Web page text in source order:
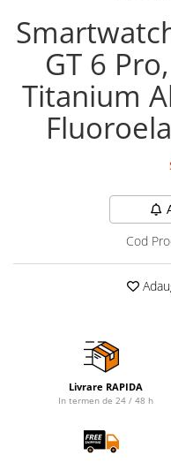
GT 6
Titanium
Cod
Livrare RAPIDA
In termen de 24 / 48 h